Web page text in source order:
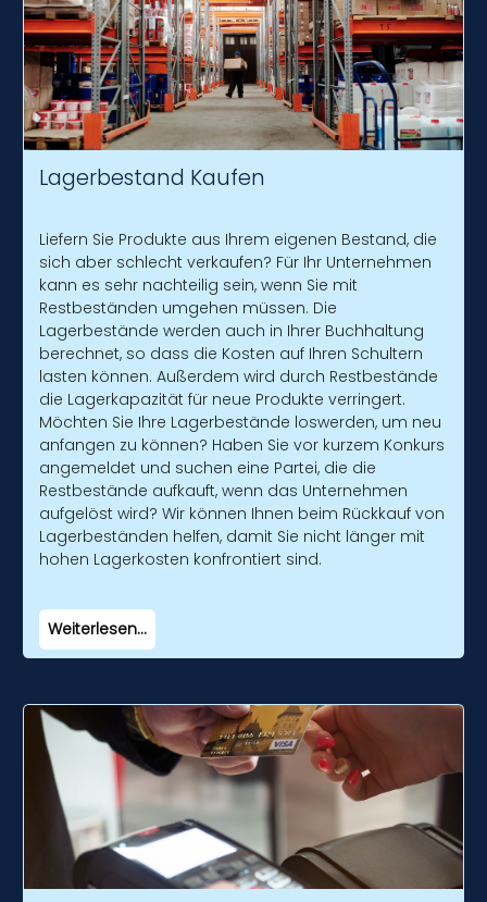
Lagerbestand Kaufen
Liefern Sie Produkte aus Ihrem eigenen Bestand, die
sich aber schlecht verkaufen? Für Ihr Unternehmen
kann es sehr nachteilig sein, wenn Sie mit
Restbeständen umgehen müssen. Die
Lagerbestände werden auch in Ihrer Buchhaltung
berechnet, so dass die Kosten auf Ihren Schultern
lasten können. Außerdem wird durch Restbestände
die Lagerkapazität für neue Produkte verringert.
Möchten Sie Ihre Lagerbestände loswerden, um neu
anfangen zu können? Haben Sie vor kurzem Konkurs
angemeldet und suchen eine Partei, die die
Restbestände aufkauft, wenn das Unternehmen
aufgelöst wird? Wir können Ihnen beim Rückkauf von
Lagerbeständen helfen, damit Sie nicht länger mit
hohen Lagerkosten konfrontiert sind.
Weiterlesen...